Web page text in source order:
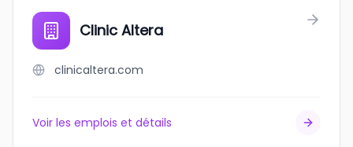
Clinic Altera
clinicaltera.com
Voir les emplois et détails